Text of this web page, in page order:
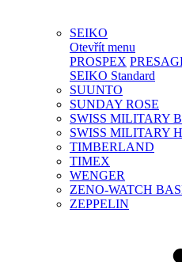
SEIKO
Otevřít menu
PROSPEX
SEIKO Standard
SUUNTO
SUNDAY ROSE
SWISS MILITARY
SWISS MILITARY
TIMBERLAND
TIMEX
WENGER
ZENO-WATCH
ZEPPELIN